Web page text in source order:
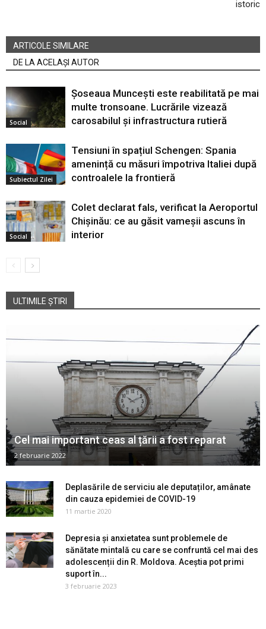
istoric
ARTICOLE SIMILARE
DE LA ACELAȘI AUTOR
Social
Șoseaua Muncești este reabilitată pe mai
multe tronsoane. Lucrările vizează
carosabilul și infrastructura rutieră
Subiectul Zilei
Tensiuni în spațiul Schengen: Spania
amenință cu măsuri împotriva Italiei după
controalele la frontieră
Social
Colet declarat fals, verificat la Aeroportul
Chișinău: ce au găsit vameșii ascuns în
interior
ULTIMILE ȘTIRI
Cel mai important ceas al țării a fost reparat
2 februarie 2022
Deplasările de serviciu ale deputaților, amânate
din cauza epidemiei de COVID-19
11 martie 2020
Depresia și anxietatea sunt problemele de
sănătate mintală cu care se confruntă cel mai des
adolescenții din R. Moldova. Aceștia pot primi
suport în...
3 februarie 2023